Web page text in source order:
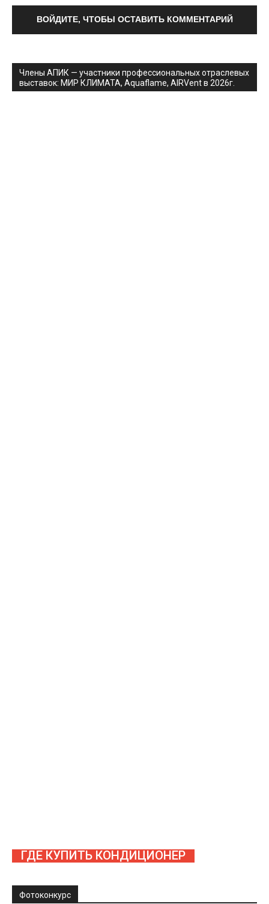
ВОЙДИТЕ, ЧТОБЫ ОСТАВИТЬ КОММЕНТАРИЙ
Члены АПИК — участники профессиональных отраслевых
выставок: МИР КЛИМАТА, Aquaflame, AIRVent в 2026г.
ГДЕ КУПИТЬ КОНДИЦИОНЕР
Фотоконкурс